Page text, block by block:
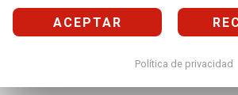
ACEPTAR
Política de privacidad